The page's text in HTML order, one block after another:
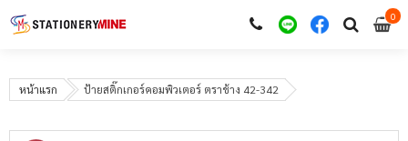
00
หน้าแรก ป้ายสติ๊กเกอร์คอมพิวเตอร์ ตราช้าง 42-342